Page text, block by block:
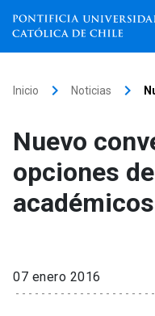
Facultades, escuelas e
institutos
Investigación
Extensión
Inicio keyboard_arrow_right Noticias keyboard_arrow_right
Nuevo
opciones
académicos
07 enero 2016